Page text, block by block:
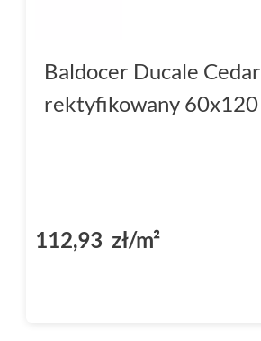
Baldocer Ducale
rektyfikowany 60x120
112,93 zł/m²